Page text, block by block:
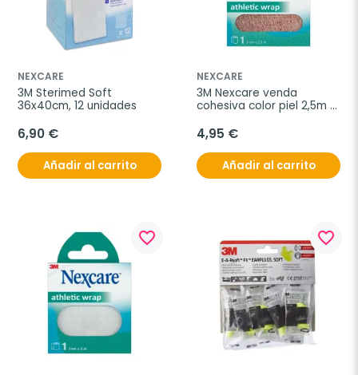
NEXCARE
3M Sterimed Soft
36x40cm, 12 unidades
6,90 €
Añadir al carrito
NEXCARE
3M Nexcare venda
cohesiva color piel 2,5m x
4,95 €
Añadir al carrito
favorite_border favorite_border